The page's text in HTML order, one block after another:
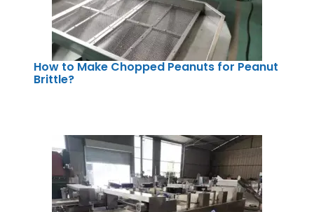
How to Make Chopped Peanuts for Peanut
Brittle?